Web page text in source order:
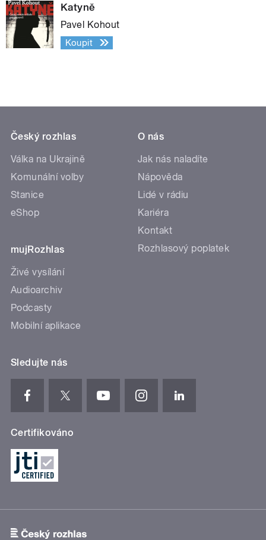
Katyně
Pavel Kohout
Koupit
Český rozhlas
Válka na Ukrajině
Komunální volby
Stanice
eShop
mujRozhlas
Živé vysílání
Audioarchiv
Podcasty
Mobilní aplikace
O nás
Jak nás naladíte
Nápověda
Lidé v rádiu
Kariéra
Kontakt
Rozhlasový poplatek
Sledujte nás
Certifikováno